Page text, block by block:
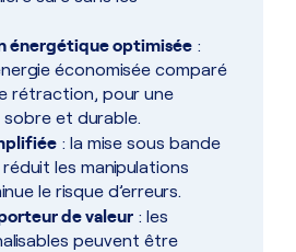
énergétique optimisée :
économisée comparé
rétraction, pour une
et durable.
: la mise sous bande
les manipulations
le risque d’erreurs.
de valeur : les
peuvent être